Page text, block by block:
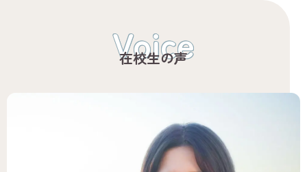
Voice
在校生の声